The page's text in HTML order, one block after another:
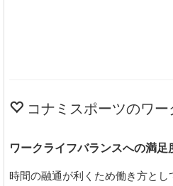
コナミスポーツのワ
ワークライフバランスへの満足
時間の融通が利くため働き方と